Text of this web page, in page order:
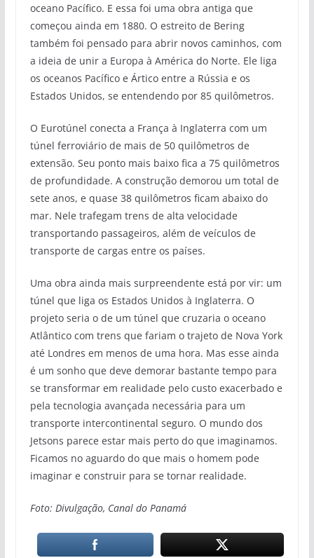
oceano Pacífico. E essa foi uma obra antiga que
começou ainda em 1880. O estreito de Bering
também foi pensado para abrir novos caminhos, com
a ideia de unir a Europa à América do Norte. Ele liga
os oceanos Pacífico e Ártico entre a Rússia e os
Estados Unidos, se entendendo por 85 quilômetros.
O Eurotúnel conecta a França à Inglaterra com um
túnel ferroviário de mais de 50 quilômetros de
extensão. Seu ponto mais baixo fica a 75 quilômetros
de profundidade. A construção demorou um total de
sete anos, e quase 38 quilômetros ficam abaixo do
mar. Nele trafegam trens de alta velocidade
transportando passageiros, além de veículos de
transporte de cargas entre os países.
Uma obra ainda mais surpreendente está por vir: um
túnel que liga os Estados Unidos à Inglaterra. O
projeto seria o de um túnel que cruzaria o oceano
Atlântico com trens que fariam o trajeto de Nova York
até Londres em menos de uma hora. Mas esse ainda
é um sonho que deve demorar bastante tempo para
se transformar em realidade pelo custo exacerbado e
pela tecnologia avançada necessária para um
transporte intercontinental seguro. O mundo dos
Jetsons parece estar mais perto do que imaginamos.
Ficamos no aguardo do que mais o homem pode
imaginar e construir para se tornar realidade.
Foto: Divulgação, Canal do Panamá